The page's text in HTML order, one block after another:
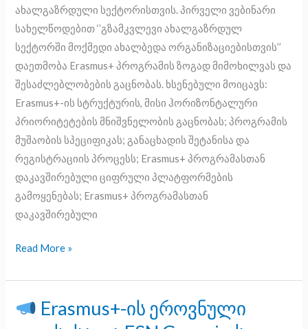
ახალგაზრდული სექტორისთვის. პირველი ვებინარი
სახელწოდებით ‘’გზამკვლევი ახალგაზრდულ
სექტორში მოქმედი ახალბედა ორგანიზაციებისთვის’’
დაეთმობა Erasmus+ პროგრამის ზოგად მიმოხილვას და
შესაძლებლობების გაცნობას. ხსენებული მოიცავს:
Erasmus+-ის სტრუქტურის, მისი ჰორიზონტალური
პრიორიტეტების მნიშვნელობის გაცნობას; პროგრამის
მუშაობის სპეციფიკას; განაცხადის შეტანისა და
რეგისტრაციის პროცესს; Erasmus+ პროგრამასთან
დაკავშირებული ციფრული პლატფორმების
გამოყენებას; Erasmus+ პროგრამასთან
დაკავშირებული
ახალგაზრდულ
სექტორში
მოქმედი
ახალბედა
ორგანიზაციებისთვის’’
Read More »
Erasmus+-ის ეროვნული
Erasmus+-